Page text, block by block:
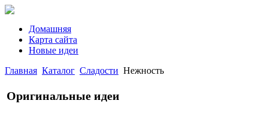
Домашняя
Карта сайта
Новые идеи
Главная Каталог Сладости Нежность
Оригинальные идеи